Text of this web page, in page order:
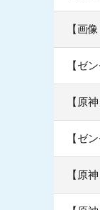
【画
【ゼ
【原
【ゼ
【原